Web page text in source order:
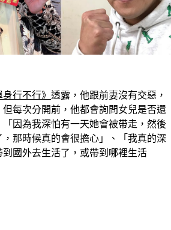
身行不行》 透露，他跟前妻沒有交惡，
每次分開前，他都會詢問女兒是否還
因為我深怕有一天她會被帶走，然後
那時候真的會很擔心」、「我真的深
國外去生活了，或帶到哪裡生活